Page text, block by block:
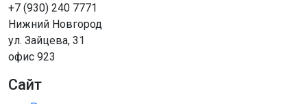
+7 (930) 240 7771
Нижний Новгород
ул. Зайцева, 31
офис 923
Сайт